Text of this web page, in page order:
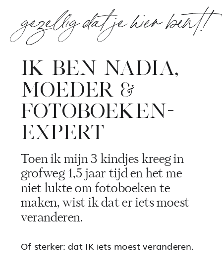
gezellig dat je hier bent!
IK BEN NADIA,
MOEDER &
FOTOBOEKEN-
EXPERT
Toen ik mijn 3 kindjes kreeg in
grofweg 1,5 jaar tijd en het me
niet lukte om fotoboeken te
maken, wist ik dat er iets moest
veranderen.
Of sterker: dat IK iets moest veranderen.